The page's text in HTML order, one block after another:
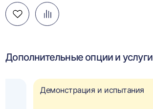
Добавить
в
Добавить
в
Перейти
к
Дополнительные опции и услуги
Демонстрация и испытания